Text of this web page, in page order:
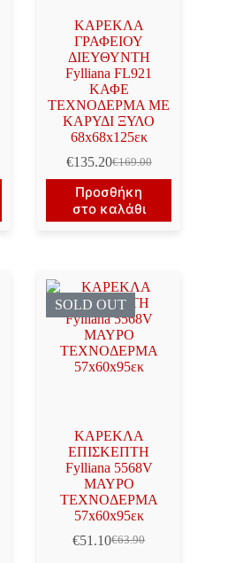
ΚΑΡΕΚΛΑ
ΓΡΑΦΕΙΟΥ
ΔΙΕΥΘΥΝΤΗ
Fylliana FL921
ΚΑΦΕ
ΤΕΧΝΟΔΕΡΜΑ ΜΕ
ΚΑΡΥΔΙ ΞΥΛΟ
68x68x125εκ
€169.00
Original
price
was:
€169.00.
€135.20Η
τρέχουσα
τιμή
είναι:
Προσθήκη
στο καλάθι
SOLD OUT
ΚΑΡΕΚΛΑ
ΕΠΙΣΚΕΠΤΗ
Fylliana 5568V
ΜΑΥΡΟ
ΤΕΧΝΟΔΕΡΜΑ
57x60x95εκ
€63.90
Original
€51.10Η